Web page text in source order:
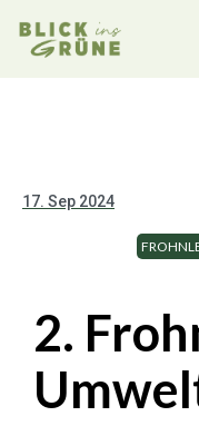
17. Sep 2024
2.